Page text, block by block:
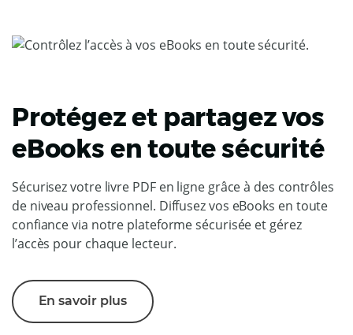
Protégez et partagez vos
eBooks en toute sécurité
Sécurisez votre livre PDF en ligne grâce à des contrôles
de niveau professionnel. Diffusez vos eBooks en toute
confiance via notre plateforme sécurisée et gérez
l’accès pour chaque lecteur.
En savoir plus